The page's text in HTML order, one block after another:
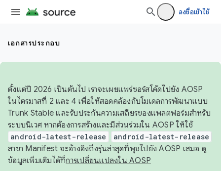
ลงชื่อเข้าใช้
เอกสารประกอบ
ตั้งแต่ปี 2026 เป็นต้นไป เราจะเผยแพร่ซอร์สโค้ดไปยัง AOSP
ในไตรมาสที่ 2 และ 4 เพื่อให้สอดคล้องกับโมเดลการพัฒนาแบบ
Trunk Stable และรับประกันความเสถียรของแพลตฟอร์มสำหรับ
ระบบนิเวศ หากต้องการสร้างและมีส่วนร่วมใน AOSP ให้ใช้
android-latest-release android-latest-release
สาขา Manifest จะอ้างอิงถึงรุ่นล่าสุดที่พุชไปยัง AOSP เสมอ ดู
ข้อมูลเพิ่มเติมได้ที่การเปลี่ยนแปลงใน AOSP